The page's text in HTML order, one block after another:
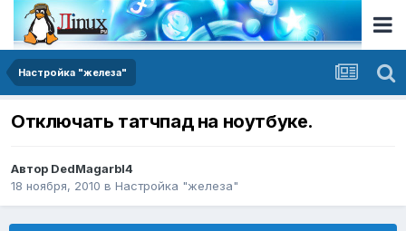
Настройка "железа"
Отключать татчпад на ноутбуке.
Автор DedMagarbI4
18 ноября, 2010 в Настройка "железа"